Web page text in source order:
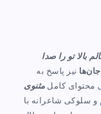
بالا تو را صدا
جان‌ها نیز پاسخ به
محتوای کاملمثنوی
و سلوکی شاعرانه با